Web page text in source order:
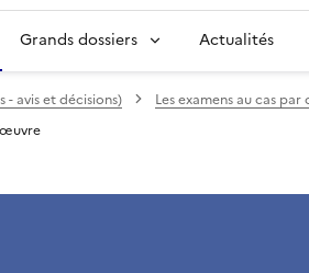
Grands dossiers Actualités
avis et décisions)
Les examens au cas par